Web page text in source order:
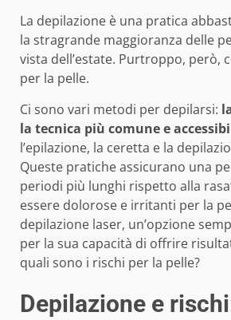
La depilazione è una pratica
la stragrande maggioranza delle
vista dell’estate. Purtroppo, però,
per la pelle.
Ci sono vari metodi per depilarsi:
la tecnica più comune e
l’epilazione, la ceretta e la
Queste pratiche assicurano una
periodi più lunghi rispetto alla
essere dolorose e irritanti per la
depilazione laser, un’opzione
per la sua capacità di offrire
quali sono i rischi per la pelle?
Depilazione e